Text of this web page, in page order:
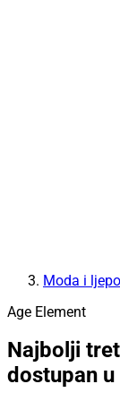
Moda i
Age Element
Najbolji
dostupan